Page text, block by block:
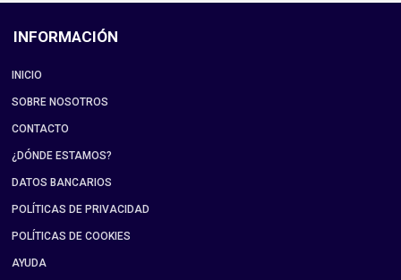
INFORMACIÓN
INICIO
SOBRE NOSOTROS
CONTACTO
¿DÓNDE ESTAMOS?
DATOS BANCARIOS
POLÍTICAS DE PRIVACIDAD
POLÍTICAS DE COOKIES
AYUDA